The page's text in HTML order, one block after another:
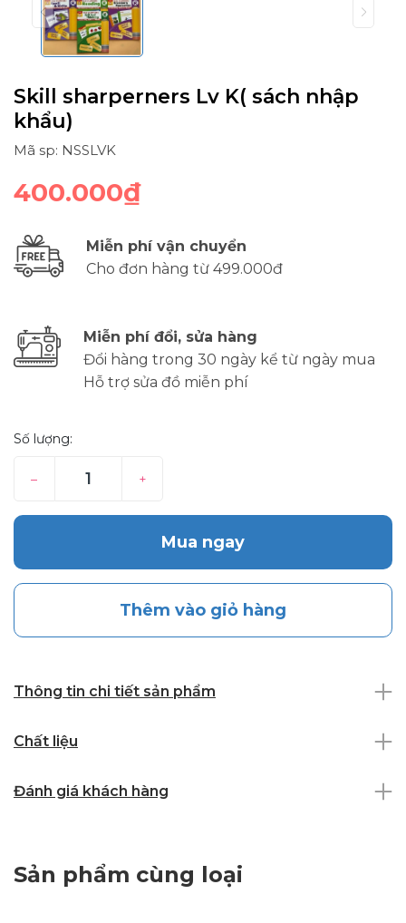
Skill sharperners Lv K( sách nhập
khẩu)
Mã sp: NSSLVK
400.000₫
Miễn phí vận chuyển
Cho đơn hàng từ 499.000đ
Miễn phí đổi, sửa hàng
Đổi hàng trong 30 ngày kể từ ngày mua
Hỗ trợ sửa đồ miễn phí
Số lượng:
– +
Mua ngay
Thêm vào giỏ hàng
Thông tin chi tiết sản phẩm
Chất liệu
Đánh giá khách hàng
Sản phẩm cùng loại